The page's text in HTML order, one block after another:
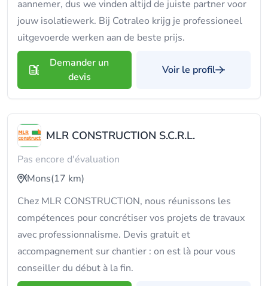
aannemer, dus we vinden altijd de juiste partner voor
jouw isolatiewerk. Bij Cotraleo krijg je professioneel
uitgevoerde werken aan de beste prijs.
Demander un
devis
Voir le profil
MLR CONSTRUCTION S.C.R.L.
Pas encore d'évaluation
Mons(17 km)
Chez MLR CONSTRUCTION, nous réunissons les
compétences pour concrétiser vos projets de travaux
avec professionnalisme. Devis gratuit et
accompagnement sur chantier : on est là pour vous
conseiller du début à la fin.